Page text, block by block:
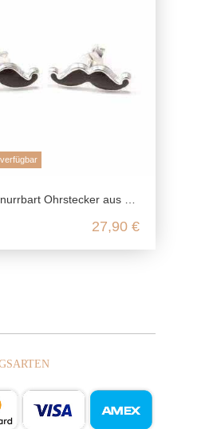
aus echtem 925 Sterling Silber
27,90 €